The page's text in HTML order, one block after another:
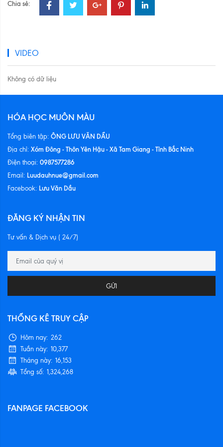
Chia sẻ:
VIDEO
Không có dữ liệu
HÓA HỌC MUÔN MÀU
Tổng biên tập: ÔNG LƯU VĂN DẦU
Địa chỉ: Xóm Đông - Thôn Yên Hậu - Xã Tam Giang - Tỉnh Bắc Ninh
Điện thoại: 0987577286
Email: Luudauhnue@gmail.com
Facebook: Lưu Văn Dầu
ĐĂNG KÝ NHẬN TIN
Tư vấn & Dịch vụ ( 24/7)
GỬI
THỐNG KÊ TRUY CẬP
Hôm nay: 262
Tuần này: 10,377
Tháng này: 16,153
Tổng số: 1,324,268
FANPAGE FACEBOOK